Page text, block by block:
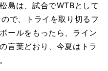
島は、試合でWTBとして
で、トライを取り切るフ
ールをもったら、ライン
言葉どおり、今夏はトラ